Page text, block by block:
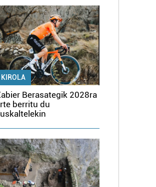
KIROLA
Berasategik 2028ra
berritu du